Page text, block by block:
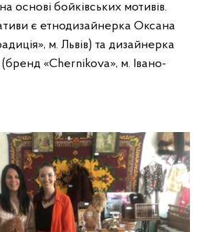
основі бойківських мотивів.
є етнодизайнерка Оксана
м. Львів) та дизайнерка
«Chernikova», м. Івано-